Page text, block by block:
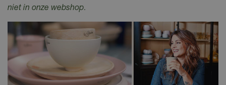
niet in onze webshop.